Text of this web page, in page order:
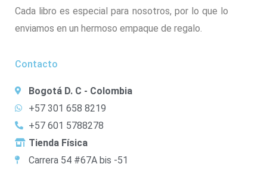
Cada libro es especial para nosotros, por lo que lo
enviamos en un hermoso empaque de regalo.
Contacto
Bogotá D. C - Colombia
+57 301 658 8219
+57 601 5788278
Tienda Física
Carrera 54 #67A bis -51